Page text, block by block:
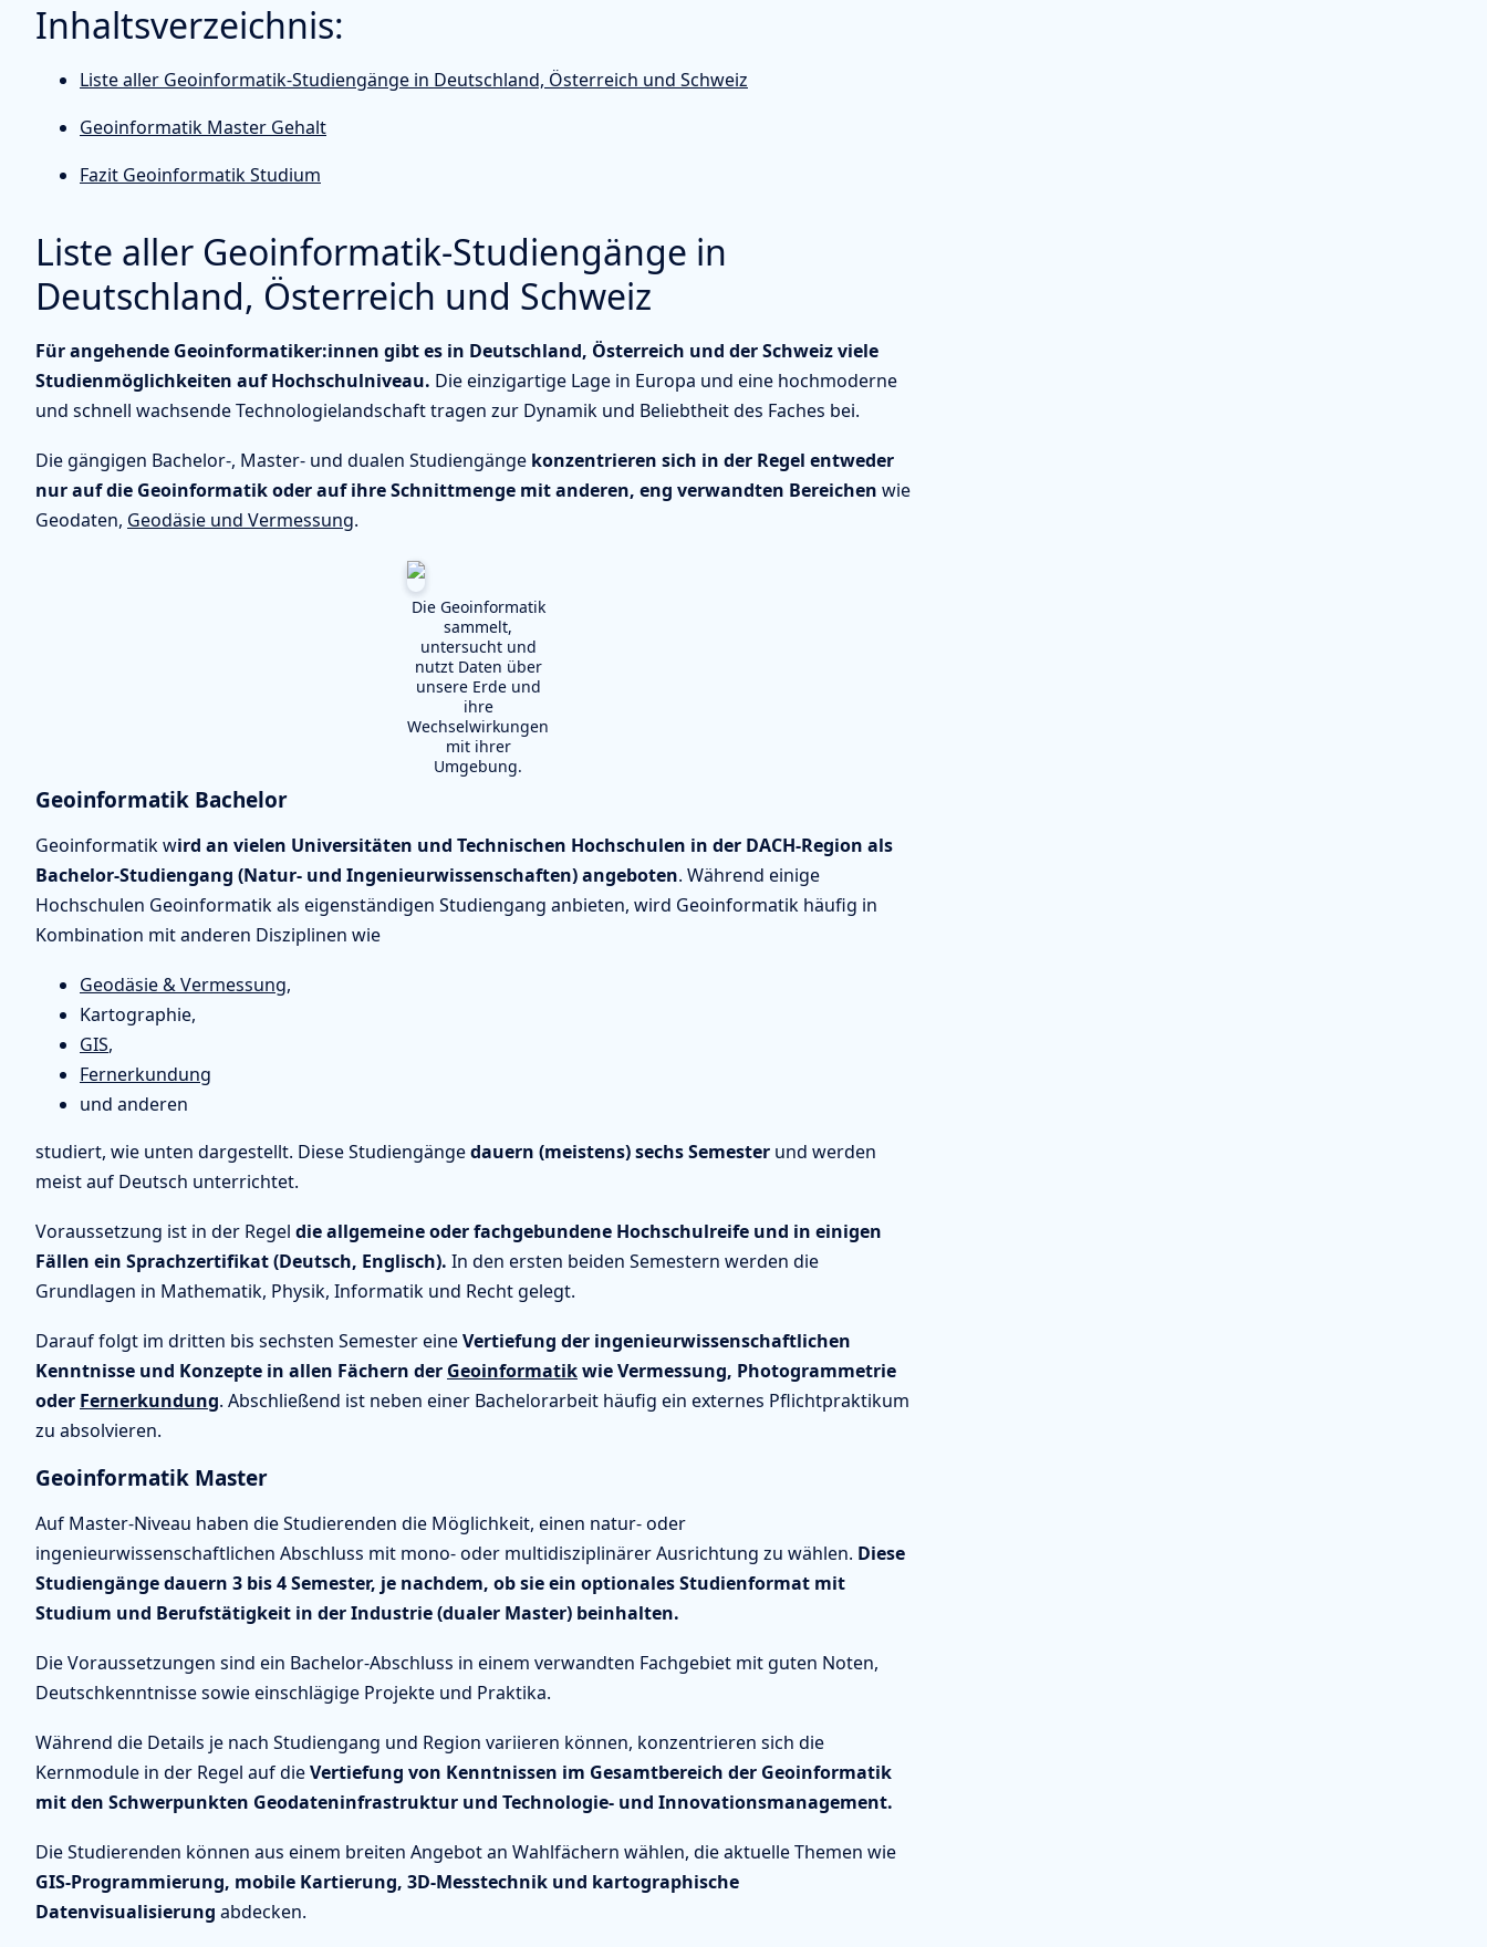
Inhaltsverzeichnis:
Liste aller Geoinformatik-Studiengänge in Deutschland, Österreich und Schweiz
Geoinformatik Master Gehalt
Fazit Geoinformatik Studium
Liste aller Geoinformatik-Studiengänge in
Deutschland, Österreich und Schweiz
Für angehende Geoinformatiker:innen gibt es in Deutschland, Österreich und der Schweiz viele
Studienmöglichkeiten auf Hochschulniveau. Die einzigartige Lage in Europa und eine hochmoderne
und schnell wachsende Technologielandschaft tragen zur Dynamik und Beliebtheit des Faches bei.
Die gängigen Bachelor-, Master- und dualen Studiengänge konzentrieren sich in der Regel entweder
nur auf die Geoinformatik oder auf ihre Schnittmenge mit anderen, eng verwandten Bereichen wie
Geodaten, Geodäsie und Vermessung.
Die Geoinformatik
sammelt,
untersucht und
nutzt Daten über
unsere Erde und
ihre
Wechselwirkungen
mit ihrer
Umgebung.
Geoinformatik Bachelor
Geoinformatik wird an vielen Universitäten und Technischen Hochschulen in der DACH-Region als
Bachelor-Studiengang (Natur- und Ingenieurwissenschaften) angeboten. Während einige
Hochschulen Geoinformatik als eigenständigen Studiengang anbieten, wird Geoinformatik häufig in
Kombination mit anderen Disziplinen wie
Geodäsie & Vermessung,
Kartographie,
GIS,
Fernerkundung
und anderen
studiert, wie unten dargestellt. Diese Studiengängedauern (meistens) sechs Semester und werden
meist auf Deutsch unterrichtet.
Voraussetzung ist in der Regel die allgemeine oder fachgebundene Hochschulreife und in einigen
Fällen ein Sprachzertifikat (Deutsch, Englisch). In den ersten beiden Semestern werden die
Grundlagen in Mathematik, Physik, Informatik und Recht gelegt.
Darauf folgt im dritten bis sechsten Semester eineVertiefung der ingenieurwissenschaftlichen
Kenntnisse und Konzepte in allen Fächern der Geoinformatikwie Vermessung, Photogrammetrie
oder Fernerkundung. Abschließend ist neben einer Bachelorarbeit häufig ein externes Pflichtpraktikum
zu absolvieren.
Geoinformatik Master
Auf Master-Niveau haben die Studierenden die Möglichkeit, einen natur- oder
ingenieurwissenschaftlichen Abschluss mit mono- oder multidisziplinärer Ausrichtung zu wählen. Diese
Studiengänge dauern 3 bis 4 Semester, je nachdem, ob sie ein optionales Studienformat mit
Studium und Berufstätigkeit in der Industrie (dualer Master) beinhalten.
Die Voraussetzungen sind ein Bachelor-Abschluss in einem verwandten Fachgebiet mit guten Noten,
Deutschkenntnisse sowie einschlägige Projekte und Praktika.
Während die Details je nach Studiengang und Region variieren können, konzentrieren sich die
Kernmodule in der Regel auf dieVertiefung von Kenntnissen im Gesamtbereich der Geoinformatik
mit den Schwerpunkten Geodateninfrastruktur und Technologie- und Innovationsmanagement.
Die Studierenden können aus einem breiten Angebot an Wahlfächern wählen, die aktuelle Themen wie
GIS-Programmierung, mobile Kartierung, 3D-Messtechnik und kartographische
Datenvisualisierung abdecken.